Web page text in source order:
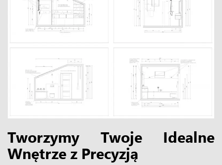
Tworzymy Twoje Idealne
Wnętrze z Precyzją